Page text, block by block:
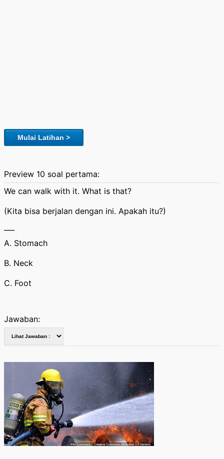
Mulai Latihan >
Preview 10 soal pertama:
We can walk with it. What is that?
(Kita bisa berjalan dengan ini. Apakah itu?)
A. Stomach
B. Neck
C. Foot
Jawaban: